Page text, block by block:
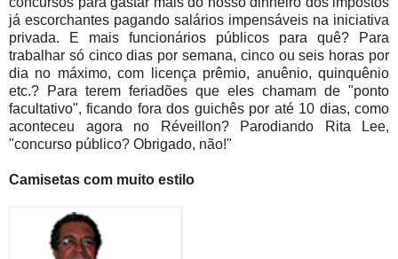
já escorchantes pagando salários impensáveis na iniciativa
privada. E mais funcionários públicos para quê? Para
trabalhar só cinco dias por semana, cinco ou seis horas por
dia no máximo, com licença prêmio, anuênio, quinquênio
etc.? Para terem feriadões que eles chamam de "ponto
facultativo", ficando fora dos guichês por até 10 dias, como
aconteceu agora no Réveillon? Parodiando Rita Lee,
"concurso público? Obrigado, não!"
Camisetas com muito estilo